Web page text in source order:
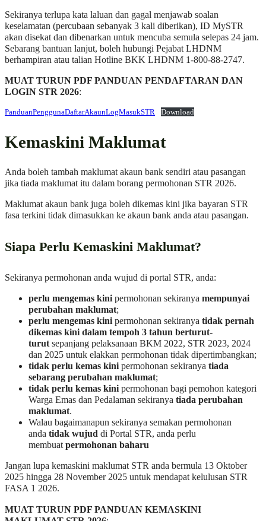
Sekiranya terlupa kata laluan dan gagal menjawab soalan
keselamatan (percubaan sebanyak 3 kali diberikan), ID MySTR
akan disekat dan dibenarkan untuk mencuba semula selepas 24 jam.
Sebarang bantuan lanjut, boleh hubungi Pejabat LHDNM
berhampiran atau talian Hotline BKK LHDNM 1-800-88-2747.
MUAT TURUN PDF PANDUAN PENDAFTARAN DAN
LOGIN STR 2026:
PanduanPenggunaDaftarAkaunLogMasukSTR Download
Kemaskini Maklumat
Anda boleh tambah maklumat akaun bank sendiri atau pasangan
jika tiada maklumat itu dalam borang permohonan STR 2026.
Maklumat akaun bank juga boleh dikemas kini jika bayaran STR
fasa terkini tidak dimasukkan ke akaun bank anda atau pasangan.
Siapa Perlu Kemaskini Maklumat?
Sekiranya permohonan anda wujud di portal STR, anda:
perlu mengemas kinipermohonan sekiranya mempunyai
perubahan maklumat;
perlu mengemas kinipermohonan sekiranya tidak pernah
dikemas kini dalam tempoh 3 tahun berturut-
turutsepanjang pelaksanaan BKM 2022, STR 2023, 2024
dan 2025 untuk elakkan permohonan tidak dipertimbangkan;
tidak perlu kemas kinipermohonan sekiranya tiada
sebarang perubahan maklumat;
tidak perlu kemas kinipermohonan bagi pemohon kategori
Warga Emas dan Pedalaman sekiranya tiada perubahan
maklumat.
Walau bagaimanapun sekiranya semakan permohonan
anda tidak wujud di Portal STR, anda perlu
membuatpermohonan baharu
Jangan lupa kemaskini maklumat STR anda bermula 13 Oktober
2025 hingga 28 November 2025 untuk mendapat kelulusan STR
FASA 1 2026.
MUAT TURUN PDF PANDUAN KEMASKINI